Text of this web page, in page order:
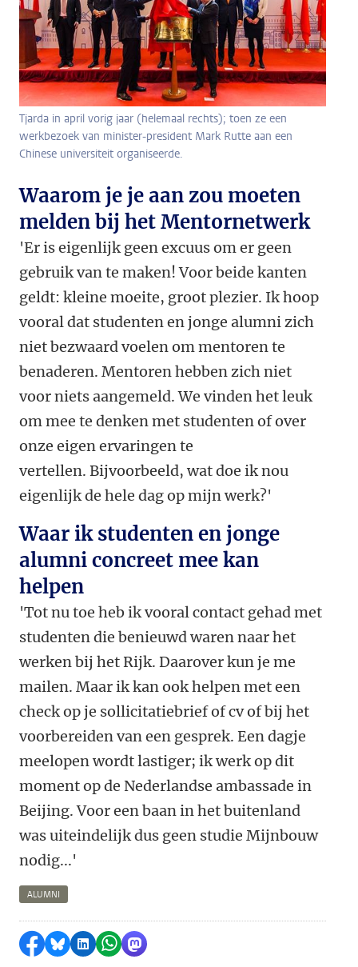
Tjarda in april vorig jaar (helemaal rechts); toen ze een
werkbezoek van minister-president Mark Rutte aan een
Chinese universiteit organiseerde.
Waarom je je aan zou moeten
melden bij het Mentornetwerk
'Er is eigenlijk geen excuus om er geen
gebruik van te maken! Voor beide kanten
geldt: kleine moeite, groot plezier. Ik hoop
vooral dat studenten en jonge alumni zich
niet bezwaard voelen om mentoren te
benaderen. Mentoren hebben zich niet
voor niets aangemeld. We vinden het leuk
om mee te denken met studenten of over
onze eigen ervaringen te
vertellen. Bijvoorbeeld, wat doe ik nou
eigenlijk de hele dag op mijn werk?'
Waar ik studenten en jonge
alumni concreet mee kan
helpen
'Tot nu toe heb ik vooral contact gehad met
studenten die benieuwd waren naar het
werken bij het Rijk. Daarover kun je me
mailen. Maar ik kan ook helpen met een
check op je sollicitatiebrief of cv of bij het
voorbereiden van een gesprek. Een dagje
meelopen wordt lastiger; ik werk op dit
moment op de Nederlandse ambassade in
Beijing. Voor een baan in het buitenland
was uiteindelijk dus geen studie Mijnbouw
nodig...'
ALUMNI
Delen op Facebook
Delen via Bluesky
Delen op LinkedIn
Delen via WhatsApp
Delen via Mastodon